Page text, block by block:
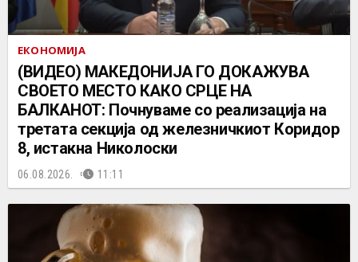
ЕКОНОМИЈА
(ВИДЕО) МАКЕДОНИЈА ГО ДОКАЖУВА
СВОЕТО МЕСТО КАКО СРЦЕ НА
БАЛКАНОТ: Почнуваме со реализација на
третата секција од железничкиот Коридор
8, истакна Николоски
06.08.2026. 11:11